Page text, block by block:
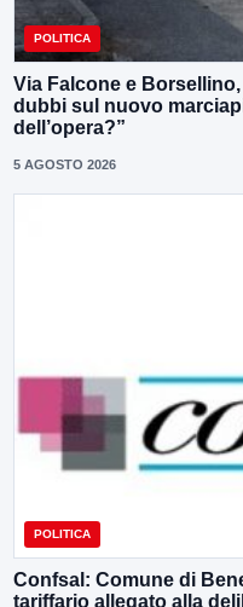
POLITICA
Via Falcone e
dubbi sul nuovo
dell’opera?”
5 AGOSTO 2026
POLITICA
Confsal: Comune di
tariffario allegato alla